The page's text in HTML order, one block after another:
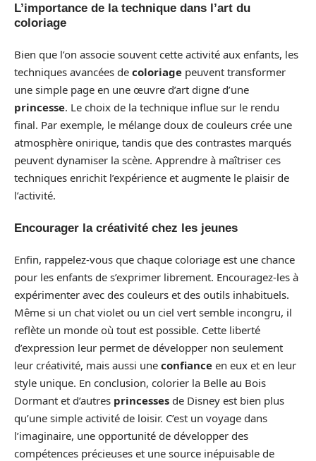
L’importance de la technique dans l’art du
coloriage
Bien que l’on associe souvent cette activité aux enfants, les
techniques avancées de coloriage peuvent transformer
une simple page en une œuvre d’art digne d’une
princesse. Le choix de la technique influe sur le rendu
final. Par exemple, le mélange doux de couleurs crée une
atmosphère onirique, tandis que des contrastes marqués
peuvent dynamiser la scène. Apprendre à maîtriser ces
techniques enrichit l’expérience et augmente le plaisir de
l’activité.
Encourager la créativité chez les jeunes
Enfin, rappelez-vous que chaque coloriage est une chance
pour les enfants de s’exprimer librement. Encouragez-les à
expérimenter avec des couleurs et des outils inhabituels.
Même si un chat violet ou un ciel vert semble incongru, il
reflète un monde où tout est possible. Cette liberté
d’expression leur permet de développer non seulement
leur créativité, mais aussi une confiance en eux et en leur
style unique. En conclusion, colorier la Belle au Bois
Dormant et d’autres princesses de Disney est bien plus
qu’une simple activité de loisir. C’est un voyage dans
l’imaginaire, une opportunité de développer des
compétences précieuses et une source inépuisable de